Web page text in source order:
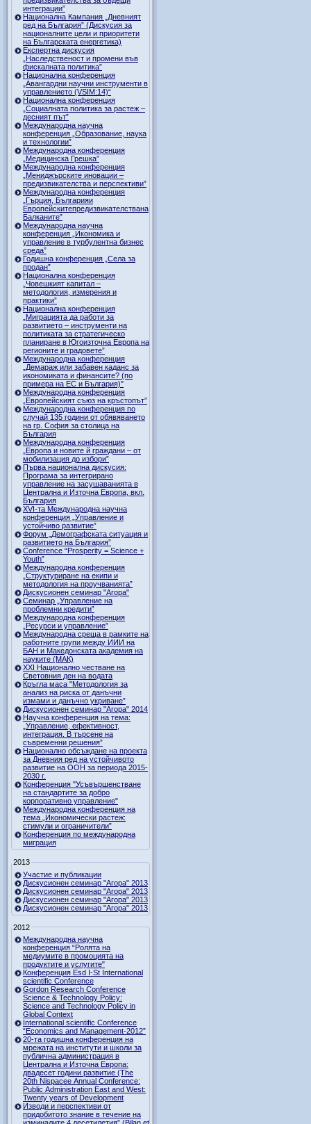
интеграции”
Национална Кампания „Дневният
ред на България” (Дискусия за
националните цели и приоритети
на Българската енергетика)
Експертна дискусия
„Наследственост и промени във
фискалната политика”
Национална конференция
„Авангардни научни инструменти в
управлението (VSIM:14)“
Национална конференция
„Социалната политика за растеж –
десният път”
Международна научна
конференция „Образование, наука
и технологии”
Международна конференция
„Медицинска Грешка”
Международна конференция
„Мениджърските иновации –
предизвикателства и перспективи”
Международна конференция
„Гърция, Българияи
Европейскитепредизвикателствана
Балканите”
Международна научна
конференция „Икономика и
управление в турбулентна бизнес
среда”
Годишна конференция „Селa за
продан”
Национална конференция
„Човешкият капитал –
методология, измерения и
практики”
Национална конференция
„Миграцията да работи за
развитието – инструменти на
политиката за стратегическо
планиране в Югоизточна Европа на
регионите и градовете”
Международна конференция
„Демараж или забавен каданс за
икономиката и финансите? (по
примера на ЕС и България)"
Международна конференция
„Европейският съюз на кръстопът”
Международна конференция по
случай 135 години от обявяването
на гр. София за столица на
България
Международна конференция
„Европа и новите й граждани – от
мобилизация до избори”
Първа национална дискусия:
Програма за интегрирано
управление на засушаванията в
Централна и Източна Европа, вкл.
България
ХVI-та Международна научна
конференция „Управление и
устойчиво развитие”
Форум „Демографската ситуация и
развитието на България”
Conference “Prosperity = Science +
Youth”
Международна конференция
„Структуриране на екипи и
методология на проучванията”
Дискусионен семинар "Агора"
Семинар „Управление на
проблемни кредити”
Международна конференция
„Ресурси и управление”
Международна среща в рамките на
работните групи между ИИИ на
БАН и Македонската академия на
науките (МАК)
XXI Национално честване на
Световния ден на водата
Кръгла маса "Методология за
анализ на риска от данъчни
измами и данъчно укриване”
Дискусионен семинар "Агора" 2014
Научна конференция на тема:
„Управление, ефективност,
интеграция. В търсене на
съвременни решения”
Национално обсъждане на проекта
за Дневния ред на устойчивото
развитие на ООН за периода 2015-
2030 г.
Конференция "Усъвършенстване
на стандартите за добро
корпоративно управление"
Международна конференция на
тема „Икономически растеж:
стимули и ограничители”
Конференция по международна
миграция
2013
Участие и публикации
Дискусионен семинар "Агора" 2013
Дискусионен семинар "Агора" 2013
Дискусионен семинар "Агора" 2013
Дискусионен семинар "Агора" 2013
2012
Международна научна
конференция “Ролята на
медиумите в промоцията на
продуктите и услугите"
Конференция Esd I-St International
scientific Conference
Gordon Research Сonference
Science & Technology Policy:
Science and Technology Policy in
Global Context
International scientific Conference
“Economics and Management-2012”
20-та годишна конференция на
мрежата на институти и школи за
публична администрация в
Централна и Източна Европа:
двадесет години развитие (The
20th Nispacee Annual Conference:
Public Administration East and West:
Twenty years of Development
Изводи и перспективи от
придобитото знание в течение на